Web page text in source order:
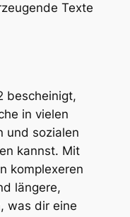
Texte
bescheinigt,
in vielen
und sozialen
kannst. Mit
komplexeren
längere,
was dir eine